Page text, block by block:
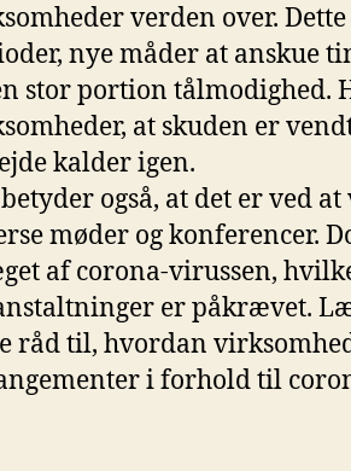
verden over.
nye måder at anskue
stor portion tålmodighed.
at skuden er
kalder igen.
også, at det er ved
møder og konferencer.
af corona-virussen,
er påkrævet.
råd til, hvordan
i forhold til